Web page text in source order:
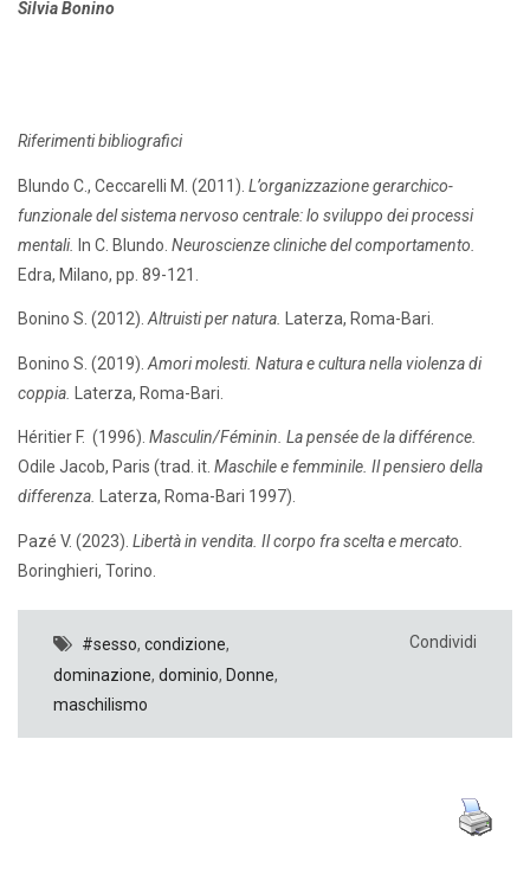
Silvia Bonino
Riferimenti bibliografici
Blundo C., Ceccarelli M. (2011). L’organizzazione gerarchico-
funzionale del sistema nervoso centrale: lo sviluppo dei processi
mentali. In C. Blundo. Neuroscienze cliniche del comportamento.
Edra, Milano, pp. 89-121.
Bonino S. (2012).Altruisti per natura. Laterza, Roma-Bari.
Bonino S. (2019). Amori molesti. Natura e cultura nella violenza di
coppia.
Laterza, Roma-Bari.
Héritier F. (1996). Masculin/Féminin. La pensée de la différence.
Odile Jacob, Paris (trad. it. Maschile e femminile. Il pensiero della
differenza. Laterza, Roma-Bari 1997).
Pazé V. (2023). Libertà in vendita. Il corpo fra scelta e mercato.
Boringhieri, Torino.
#sesso, condizione,
dominazione, dominio, Donne,
maschilismo
Condividi